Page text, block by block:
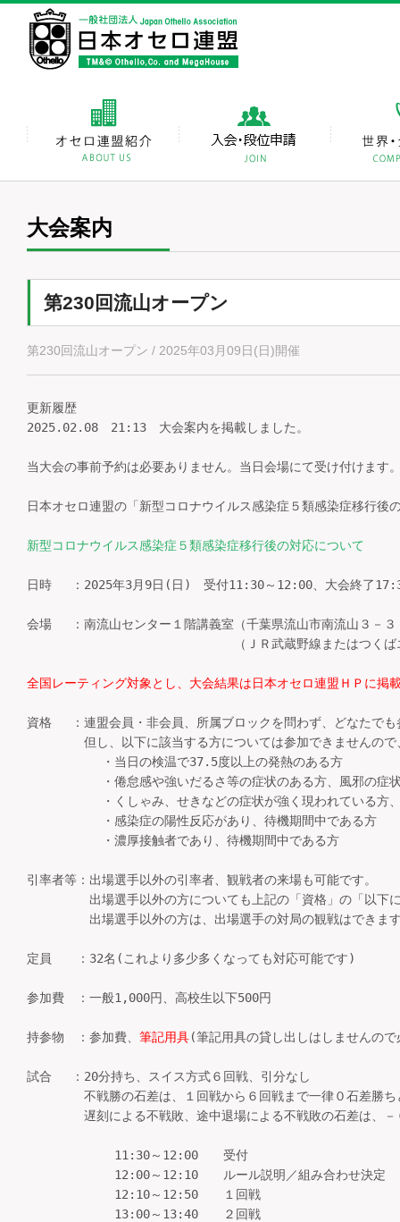
大会案内
第230回流山オープン
第230回流山オープン / 2025年03月09日(日)開催
更新履歴
2025.02.08　21:13　大会案内を掲載しました。
当大会の事前予約は必要ありません。当日会場にて受け付けます
日本オセロ連盟の「新型コロナウイルス感染症５類感染症移行後
新型コロナウイルス感染症５類感染症移行後の対応について
日時 　：2025年3月9日(日)　受付11:30～12:00、大会終了
会場 　：南流山センター１階講義室（千葉県流山市南流山３－３
（ＪＲ武蔵野線またはつくばエクスプレス
全国レーティング対象とし、大会結果は日本オセロ連盟ＨＰに掲
資格 　：連盟会員・非会員、所属ブロックを問わず、どなたで
但し、以下に該当する方については参加できませんので
・当日の検温で37.5度以上の発熱のある方
・倦怠感や強いだるさ等の症状のある方、風邪の症状
・くしゃみ、せきなどの症状が強く現われている方、
・感染症の陽性反応があり、待機期間中である方
・濃厚接触者であり、待機期間中である方
引率者等：出場選手以外の引率者、観戦者の来場も可能です。
出場選手以外の方についても上記の「資格」の「以下に該
出場選手以外の方は、出場選手の対局の観戦はできますが
定員　　：32名(これより多少多くなっても対応可能です)
参加費　：一般1,000円、高校生以下500円
持参物　：参加費、 筆記用具(筆記用具の貸し出しはしませんの
試合 　：20分持ち、スイス方式６回戦、引分なし
不戦勝の石差は、１回戦から６回戦まで一律０石差勝ち
遅刻による不戦敗、途中退場による不戦敗の石差は、－
11:30～12:00　　受付
12:00～12:10　　ルール説明／組み合わせ決
12:10～12:50　　１回戦
13:00～13:40　　２回戦